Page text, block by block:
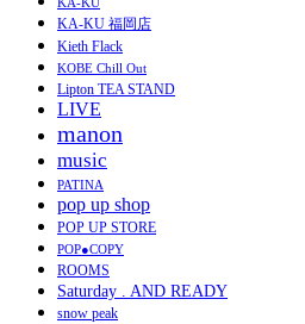
KA-KU
KA-KU 福岡店
Kieth Flack
KOBE Chill Out
Lipton TEA STAND
LIVE
manon
music
PATINA
pop up shop
POP UP STORE
POP●COPY
ROOMS
Saturday . AND READY
snow peak